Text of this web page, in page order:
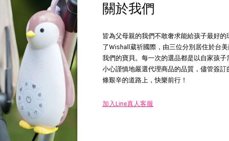
關於我們
皆為父母親的我們不敢奢求能給孩子最好
了Wishall葳祈國際，由三位分別居住於台
我們的寶貝。每一次的選品都是以自家孩
小心謹慎地嚴選代理商品的品質，儘管簽
條艱辛的道路上，快樂前行！
加入Line真人客服